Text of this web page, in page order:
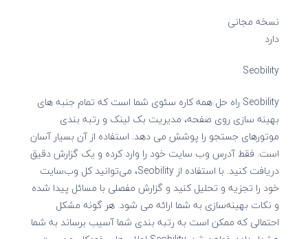
نسخه مجانی
دارد
Seobility
Seobility راه حل همه کاره سئوی شما است که تمام جنبه های
بهینه سازی روی صفحه، مدیریت بک لینک و رتبه بندی
موتورهای جستجو را پوشش می دهد. استفاده از آن بسیار آسان
است. فقط آدرس وب سایت خود را وارد کرده و یک گزارش دقیق
دریافت کنید. با استفاده از Seobility، می‌توانید کل وب‌سایت
خود را تجزیه و تحلیل کنید و گزارش مفصلی با مسائل پیدا شده
و نکات بهینه‌سازی به شما ارائه می شود. هر گونه مشکل
احتمالی که ممکن است به رتبه بندی شما آسیب برساند به شما